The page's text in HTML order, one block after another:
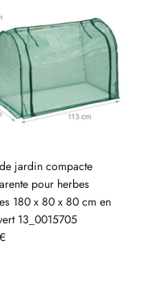
jardin compacte
pour herbes
180 x 80 x 80 cm en
13_0015705